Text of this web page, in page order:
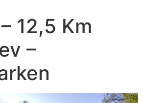
12,5 Km
–